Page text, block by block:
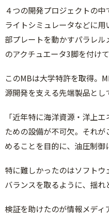
４つの開発プロジェクトの
ライトシミュレータなどに
部プレートを動かすパラレ
のアクチュエータ3脚を付け
このMBは大学特許を取得。
源開発を支える先端製品とし
「近年特に海洋資源・洋上
ための設備が不可欠。それ
めることを目的に、油圧制御
特に難しかったのはソフト
バランスを取るように、揺れ
検証を助けたのが情報メデ